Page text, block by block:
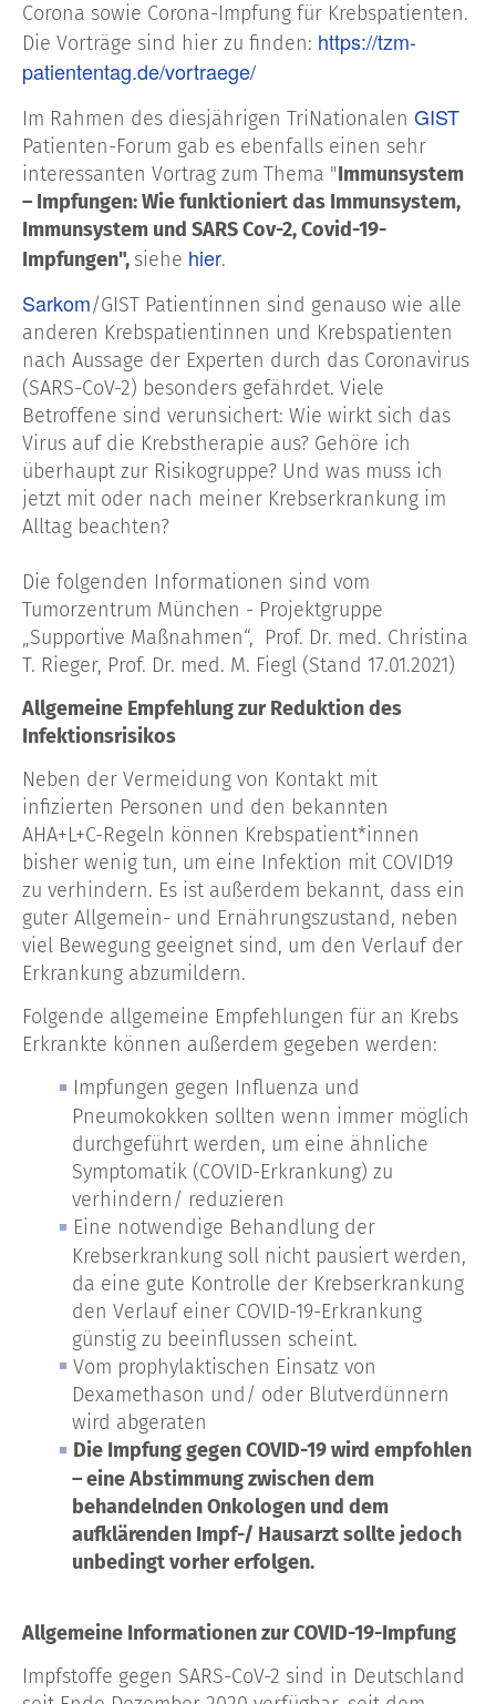
Corona sowie Corona-Impfung für Krebspatienten.
Die Vorträge sind hier zu finden: https://tzm-
patiententag.de/vortraege/
Im Rahmen des diesjährigen TriNationalen GIST
Patienten-Forum gab es ebenfalls einen sehr
interessanten Vortrag zum Thema "Immunsystem
– Impfungen: Wie funktioniert das Immunsystem,
Immunsystem und SARS Cov-2, Covid-19-
Impfungen", siehe hier.
Sarkom/GIST Patientinnen sind genauso wie alle
anderen Krebspatientinnen und Krebspatienten
nach Aussage der Experten durch das Coronavirus
(SARS-CoV-2) besonders gefährdet. Viele
Betroffene sind verunsichert: Wie wirkt sich das
Virus auf die Krebstherapie aus? Gehöre ich
überhaupt zur Risikogruppe? Und was muss ich
jetzt mit oder nach meiner Krebserkrankung im
Alltag beachten?
Die folgenden Informationen sind vom
Tumorzentrum München - Projektgruppe
„Supportive Maßnahmen“, Prof. Dr. med. Christina
T. Rieger, Prof. Dr. med. M. Fiegl (Stand 17.01.2021)
Allgemeine Empfehlung zur Reduktion des
Infektionsrisikos
Neben der Vermeidung von Kontakt mit
infizierten Personen und den bekannten
AHA+L+C-Regeln können Krebspatient*innen
bisher wenig tun, um eine Infektion mit COVID19
zu verhindern. Es ist außerdem bekannt, dass ein
guter Allgemein- und Ernährungszustand, neben
viel Bewegung geeignet sind, um den Verlauf der
Erkrankung abzumildern.
Folgende allgemeine Empfehlungen für an Krebs
Erkrankte können außerdem gegeben werden:
Impfungen gegen Influenza und
Pneumokokken sollten wenn immer möglich
durchgeführt werden, um eine ähnliche
Symptomatik (COVID-Erkrankung) zu
verhindern/ reduzieren
Eine notwendige Behandlung der
Krebserkrankung soll nicht pausiert werden,
da eine gute Kontrolle der Krebserkrankung
den Verlauf einer COVID-19-Erkrankung
günstig zu beeinflussen scheint.
Vom prophylaktischen Einsatz von
Dexamethason und/ oder Blutverdünnern
wird abgeraten
Die Impfung gegen COVID-19 wird empfohlen
– eine Abstimmung zwischen dem
behandelnden Onkologen und dem
aufklärenden Impf-/ Hausarzt sollte jedoch
unbedingt vorher erfolgen.
Allgemeine Informationen zur COVID-19-Impfung
Impfstoffe gegen SARS-CoV-2 sind in Deutschland